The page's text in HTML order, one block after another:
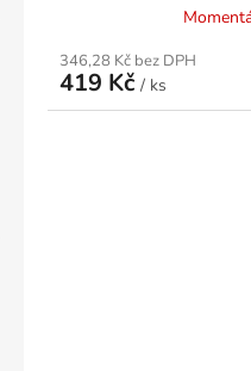
346,28 Kč bez DPH
419 Kč / ks